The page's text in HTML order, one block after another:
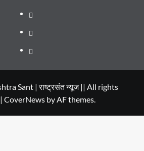
TO
Smart
City
Life
in
Dehradun
Places
to
in
Dehradun
सम्पर्क
Sant | राष्ट्रसंत न्यूज || All rights
| CoverNewsby AF themes.